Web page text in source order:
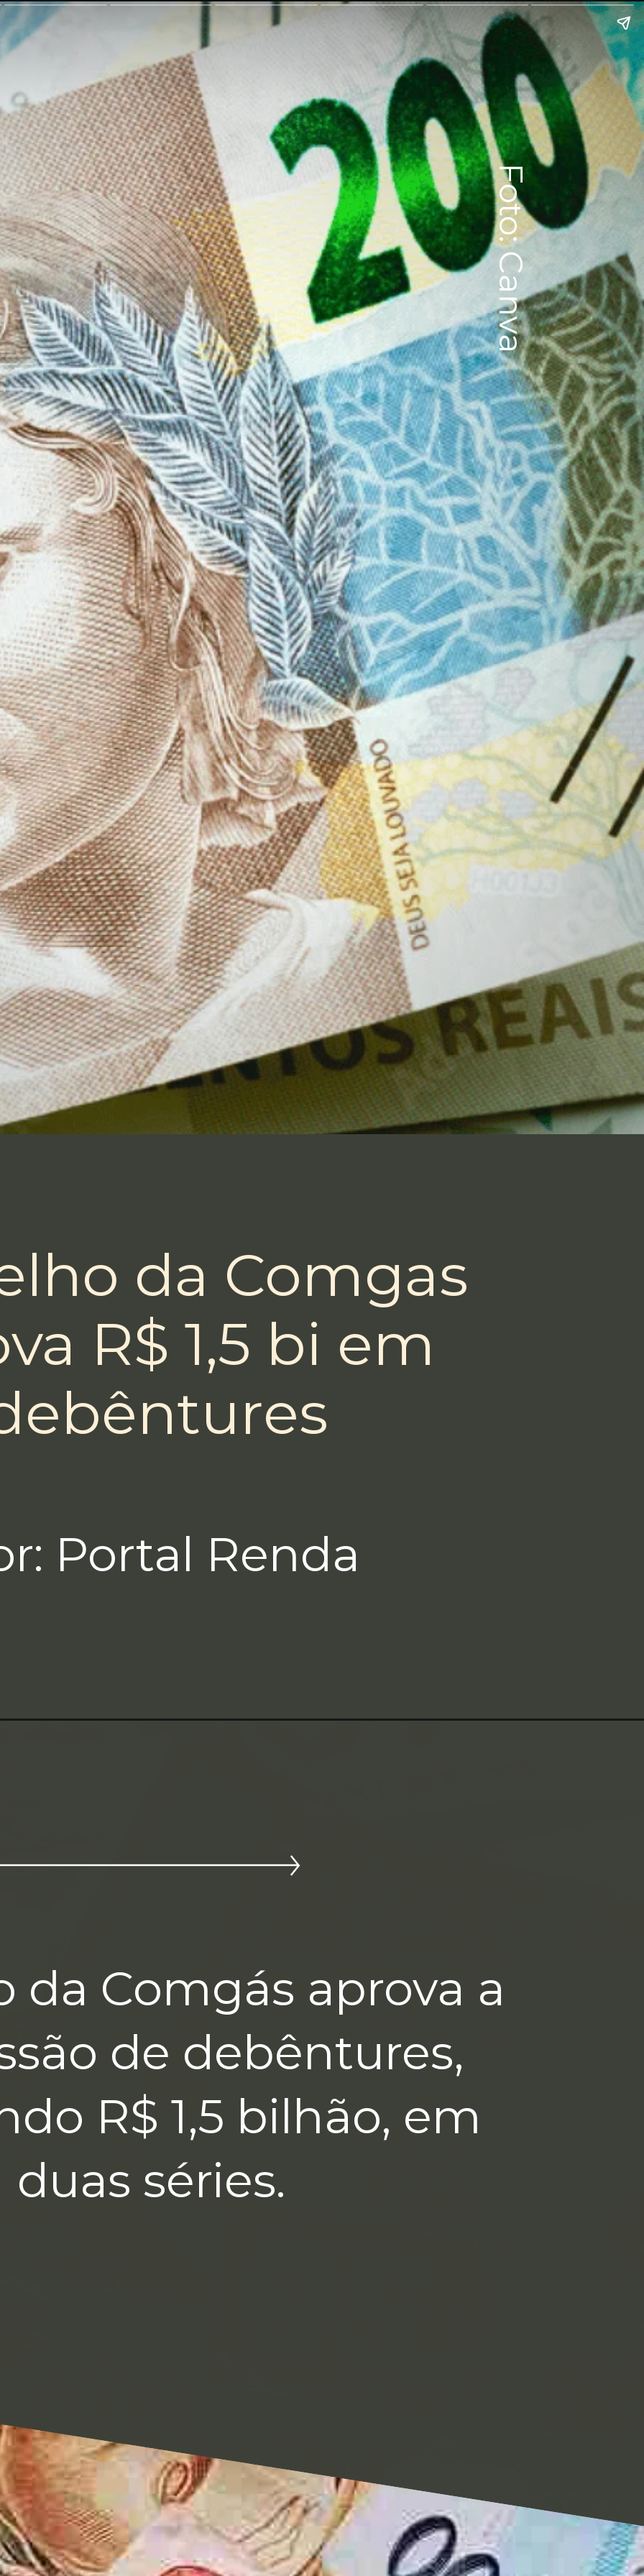
da Comgas
R$ 1,5 bi em
Portal Renda
Foto: Canva
da Comgás aprova a
de debêntures,
R$ 1,5 bilhão, em
duas séries.